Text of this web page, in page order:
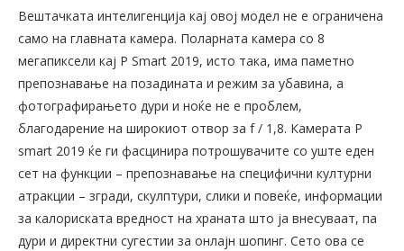
Вештачката интелигенција кај овој модел не е ограничена
само на главната камера. Поларната камера со 8
мегапиксели кај P Smart 2019, исто така, има паметно
препознавање на позадината и режим за убавина, а
фотографирањето дури и ноќе не е проблем,
благодарение на широкиот отвор за f / 1,8. Камерата P
smart 2019 ќе ги фасцинира потрошувачите со уште еден
сет на функции – препознавање на специфични културни
атракции – згради, скулптури, слики и повеќе, информации
за калориската вредност на храната што ја внесуваат, па
дури и директни сугестии за онлајн шопинг. Сето ова се